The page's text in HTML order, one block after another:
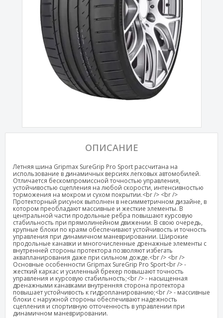
ОПИСАНИЕ
Летняя шина Gripmax SureGrip Pro Sport рассчитана на
использование в динамичных версиях легковых автомобилей.
Отличается бескомпромиссной точностью управления,
устойчивостью сцепления на любой скорости, интенсивностью
торможения на мокром и сухом покрытии.<br /> <br />
Протекторный рисунок выполнен в несимметричном дизайне, в
котором преобладают массивные и жесткие элементы. В
центральной части продольные ребра повышают курсовую
стабильность при прямолинейном движении. В свою очередь,
крупные блоки по краям обеспечивают устойчивость и точность
управления при динамичном маневрировании. Широкие
продольные канавки и многочисленные дренажные элементы с
внутренней стороны протектора позволяют избегать
аквапланирования даже при сильном дожде.<br /> <br />
Основные особенности Gripmax SureGrip Pro Sport<br /> -
жесткий каркас и усиленный брекер повышают точность
управления и курсовую стабильность;<br /> - насыщенная
дренажными канавками внутренняя сторона протектора
повышает устойчивость к гидропланированию;<br /> - массивные
блоки с наружной стороны обеспечивают надежность
сцепления и спортивную отточенность в управлении при
динамичном маневрировании.